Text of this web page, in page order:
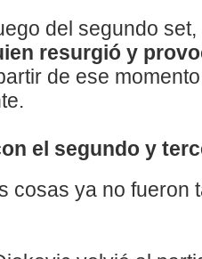
del segundo
resurgió y
de ese
el segundo y
cosas ya no fueron